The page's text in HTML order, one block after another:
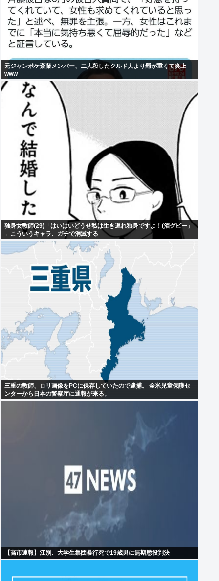
元ジャンポケ斎藤メンバー、二人殺したクルド人より罰が重くて炎上
www
独身女教師(29)「はいはいどうせ私は生き遅れ独身ですよ！(酒グビー」
←こういうキャラ、ガチで消滅する
三重の教師、ロリ画像をPCに保存していたので逮捕。 全米児童保護セ
ンターから日本の警察庁に通報が来る。
【高市速報】江別、大学生集団暴行死で19歳男に無期懲役判決